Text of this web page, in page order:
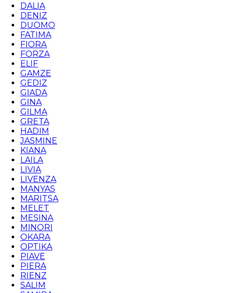
DALIA
DENIZ
DUOMO
FATIMA
FIORA
FORZA
ELIF
GAMZE
GEDIZ
GIADA
GINA
GILMA
GRETA
HADIM
JASMINE
KIANA
LAILA
LIVIA
LIVENZA
MANYAS
MARITSA
MELET
MESINA
MINORI
OKARA
OPTIKA
PIAVE
PIERA
RIENZ
SALIM